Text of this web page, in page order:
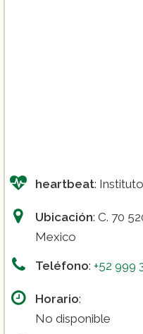
heartbeat:
Ubicación: C. 70
Mexico
Teléfono: +52 999
Horario:
No disponible